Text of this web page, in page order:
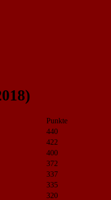
Punkte
440
422
400
372
337
335
320